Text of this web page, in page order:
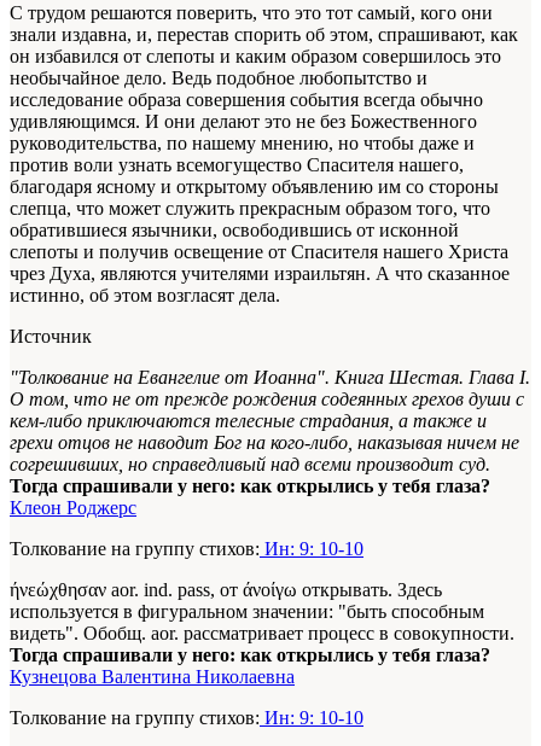
С трудом решаются поверить, что это тот самый, кого они
знали издавна, и, перестав спорить об этом, спрашивают, как
он избавился от слепоты и каким образом совершилось это
необычайное дело. Ведь подобное любопытство и
исследование образа совершения события всегда обычно
удивляющимся. И они делают это не без Божественного
руководительства, по нашему мнению, но чтобы даже и
против воли узнать всемогущество Спасителя нашего,
благодаря ясному и открытому объявлению им со стороны
слепца, что может служить прекрасным образом того, что
обратившиеся язычники, освободившись от исконной
слепоты и получив освещение от Спасителя нашего Христа
чрез Духа, являются учителями израильтян. А что сказанное
истинно, об этом возгласят дела.
Источник
"Толкование на Евангелие от Иоанна". Книга Шестая. Глава I.
О том, что не от прежде рождения содеянных грехов души с
кем-либо приключаются телесные страдания, а также и
грехи отцов не наводит Бог на кого-либо, наказывая ничем не
согрешивших, но справедливый над всеми производит суд.
Тогда спрашивали у него: как открылись у тебя глаза?
Клеон Роджерс
Толкование на группу стихов: Ин: 9: 10-10
ήνεώχθησαν aor. ind. pass, от άνοίγω открывать. Здесь
используется в фигуральном значении: "быть способным
видеть". Обобщ. aor. рассматривает процесс в совокупности.
Тогда спрашивали у него: как открылись у тебя глаза?
Кузнецова Валентина Николаевна
Толкование на группу стихов: Ин: 9: 10-10